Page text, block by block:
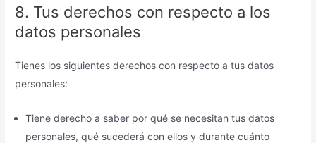
8. Tus derechos con respecto a los
datos personales
Tienes los siguientes derechos con respecto a tus datos
personales:
Tiene derecho a saber por qué se necesitan tus datos
personales, qué sucederá con ellos y durante cuánto